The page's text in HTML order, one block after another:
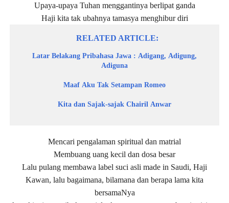
Upaya-upaya Tuhan menggantinya berlipat ganda
Haji kita tak ubahnya tamasya menghibur diri
RELATED ARTICLE
Latar Belakang Pribahasa Jawa : Adigang, Adigung,
Adiguna
Maaf Aku Tak Setampan Romeo
Kita dan Sajak-sajak Chairil Anwar
Mencari pengalaman spiritual dan matrial
Membuang uang kecil dan dosa besar
Lalu pulang membawa label suci asli made in Saudi, Haji
Kawan, lalu bagaimana, bilamana dan berapa lama kita
bersamaNya